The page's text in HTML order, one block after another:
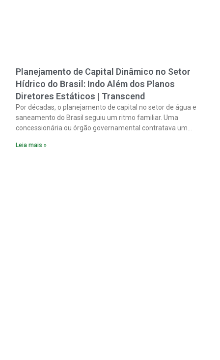
Planejamento de Capital Dinâmico no Setor
Hídrico do Brasil: Indo Além dos Planos
Diretores Estáticos | Transcend
Por décadas, o planejamento de capital no setor de água e
saneamento do Brasil seguiu um ritmo familiar. Uma
concessionária ou órgão governamental contratava um
Leia mais »